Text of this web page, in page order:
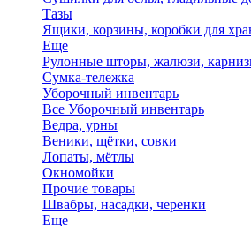
Тазы
Ящики, корзины, коробки для
Еще
Рулонные шторы, жалюзи,
Сумка-тележка
Уборочный инвентарь
Все Уборочный инвентарь
Ведра, урны
Веники, щётки, совки
Лопаты, мётлы
Окномойки
Прочие товары
Швабры, насадки, черенки
Еще